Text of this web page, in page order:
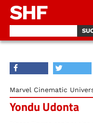
SHF
Marvel Cinematic
Yondu Udonta